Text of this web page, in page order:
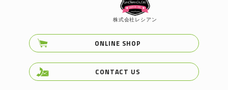
株式会社レシアン
ONLINE SHOP
CONTACT US